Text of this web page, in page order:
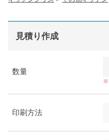
見積り作成
数量
印刷方法